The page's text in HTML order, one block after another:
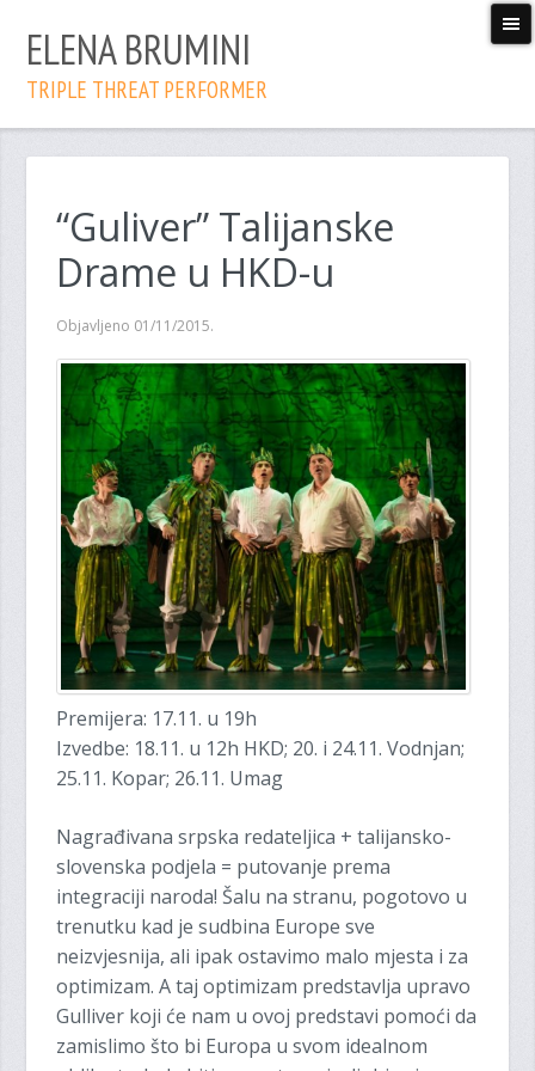
ELENA BRUMINI
TRIPLE THREAT PERFORMER
“Guliver” Talijanske
Drame u HKD-u
Objavljeno 01/11/2015.
Premijera: 17.11. u 19h
Izvedbe: 18.11. u 12h HKD; 20. i 24.11. Vodnjan;
25.11. Kopar; 26.11. Umag
Nagrađivana srpska redateljica + talijansko-
slovenska podjela = putovanje prema
integraciji naroda! Šalu na stranu, pogotovo u
trenutku kad je sudbina Europe sve
neizvjesnija, ali ipak ostavimo malo mjesta i za
optimizam. A taj optimizam predstavlja upravo
Gulliver koji će nam u ovoj predstavi pomoći da
zamislimo što bi Europa u svom idealnom